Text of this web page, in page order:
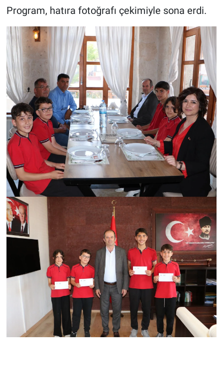
Program, hatıra fotoğrafı çekimiyle sona erdi.